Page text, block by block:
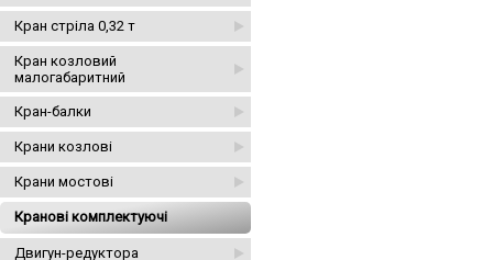
Кран стріла 0,32 т
Кран козловий
малогабаритний
Кран-балки
Крани козлові
Крани мостові
Кранові комплектуючі
Двигун-редуктора